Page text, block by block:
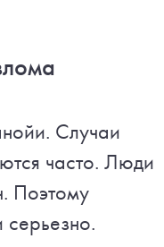
Случаи
часто. Люди
Поэтому
серьезно.